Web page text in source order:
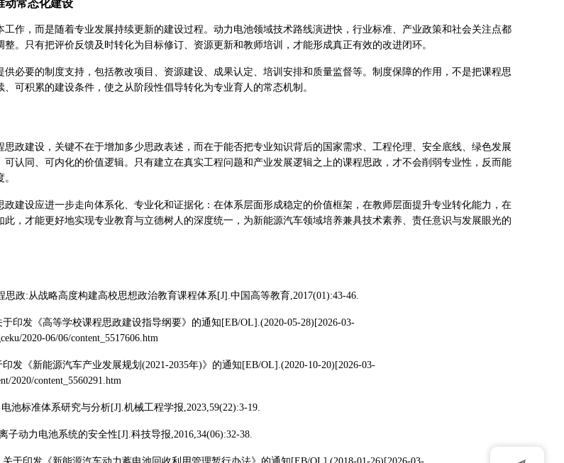
动常态化建设
工作，而是随着专业发展持续更新的建设过程。动力电池领域技术路线演进快，行业标准、产业政策和社会关注点都
。只有把评价反馈及时转化为目标修订、资源更新和教师培训，才能形成真正有效的改进闭环。
供必要的制度支持，包括教改项目、资源建设、成果认定、培训安排和质量监督等。制度保障的作用，不是把课程思
可积累的建设条件，使之从阶段性倡导转化为专业育人的常态机制。
思政建设，关键不在于增加多少思政表述，而在于能否把专业知识背后的国家需求、工程伦理、安全底线、绿色发展
认同、可内化的价值逻辑。只有建立在真实工程问题和产业发展逻辑之上的课程思政，才不会削弱专业性，反而能
政建设应进一步走向体系化、专业化和证据化：在体系层面形成稳定的价值框架，在教师层面提升专业转化能力，在
，才能更好地实现专业教育与立德树人的深度统一，为新能源汽车领域培养兼具技术素养、责任意识与发展眼光的
政:从战略高度构建高校思想政治教育课程体系[J].中国高等教育,2017(01):43-46.
印发《高等学校课程思政建设指导纲要》的通知[EB/OL].(2020-05-28)[2026-03-
2020-06/06/content_5517606.htm
发《新能源汽车产业发展规划(2021-2035年)》的通知[EB/OL].(2020-10-20)[2026-03-
2020/content_5560291.htm
池标准体系研究与分析[J].机械工程学报,2023,59(22):3-19.
子动力电池系统的安全性[J].科技导报,2016,34(06):32-38.